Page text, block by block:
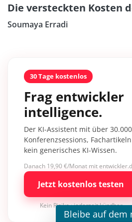
Die versteckten Kosten
Soumaya Erradi
30 Tage kostenlos
Frag entwickler
intelligence.
Der KI-Assistent mit über
Konferenzsessions,
kein generisches KI-Wissen.
Danach 19,90 €/Monat mit
Jetzt kostenlos testen
Kein Risiko · jederzeit kündbar
Bleibe auf dem